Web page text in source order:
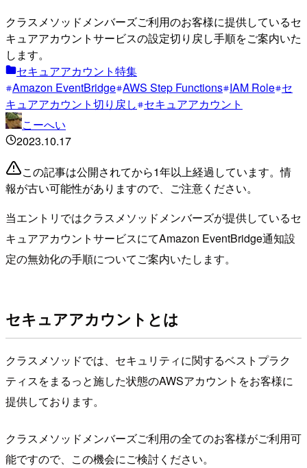
クラスメソッドメンバーズご利用のお客様に提供しているセ
キュアアカウントサービスの設定切り戻し手順をご案内いた
します。
セキュアアカウント特集
Amazon EventBridge AWS Step Functions IAM Role セ
キュアアカウント切り戻し セキュアアカウント
こーへい
2023.10.17
この記事は公開されてから1年以上経過しています。情
報が古い可能性がありますので、ご注意ください。
当エントリではクラスメソッドメンバーズが提供しているセ
キュアアカウントサービスにてAmazon EventBridge通知設
定の無効化の手順についてご案内いたします。
セキュアアカウントとは
クラスメソッドでは、セキュリティに関するベストプラク
ティスをまるっと施した状態のAWSアカウントをお客様に
提供しております。
クラスメソッドメンバーズご利用の全てのお客様がご利用可
能ですので、この機会にご検討ください。